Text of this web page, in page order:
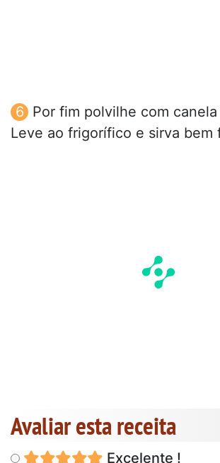
Por fim polvilhe com
Leve ao frigorífico e sirva bem
Avaliar esta receita
Excelente !